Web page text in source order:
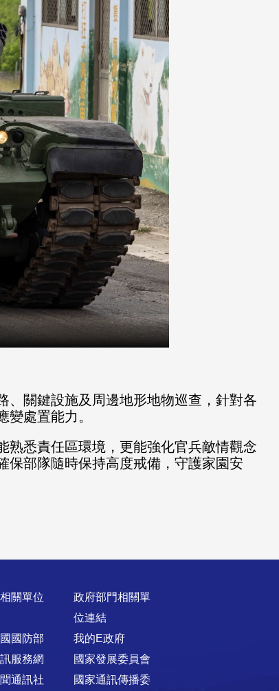
、關鍵設施及周邊地形地物巡查，針對各
處置能力。
熟悉責任區環境，更能強化官兵敵情觀念
保部隊隨時保持高度戒備，守護家園安
關單位
國防部
服務網
通訊社
政府部門相關單
位連結
我的E政府
國家發展委員會
國家通訊傳播委